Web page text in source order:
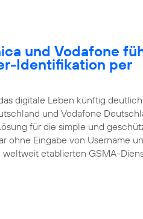
und Vodafone
Identifikation per
digitale Leben künftig
und Vodafone
für die simple und
ohne Eingabe von Username
etablierten GSMA-